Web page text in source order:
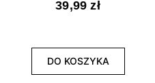
39,99 zł
DO KOSZYKA